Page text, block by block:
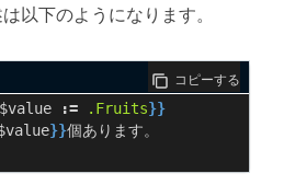
以下のようになります。
コピーする
$value := .Fruits}}
}}